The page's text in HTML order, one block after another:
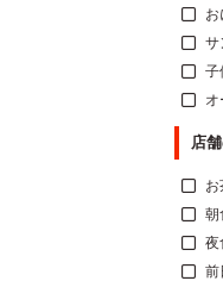
お
サ
子
店
朝
夜
前